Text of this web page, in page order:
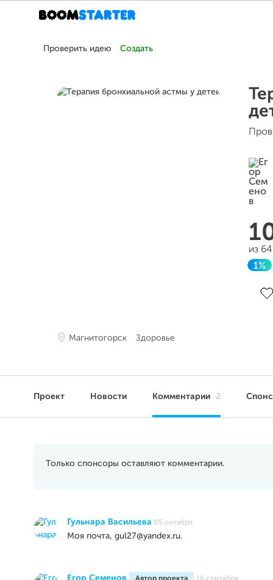
Проверить идею Создать
Магнитогорск Здоровье
из
1%
Проект Новости Комментарии 2
Только спонсоры оставляют комментарии.
Гульнара Васильева 05 октября
Моя почта, gul27@yandex.ru.
Егор Семенов